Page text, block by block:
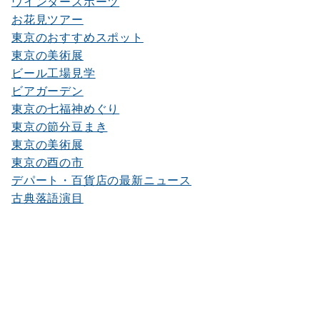
お花見ツアー
東京のおすすめスポット
東京の美術展
ビール工場見学
ビアガーデン
東京の七福神めぐり
東京の節分豆まき
東京の美術展
東京の酉の市
デパート・百貨店の最新ニュース
古典落語演目